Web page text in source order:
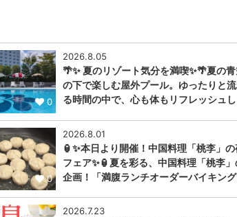
0
2026.8.05
🌴✨ 夏のリゾート気分を満喫✨🌴夏の
の下で楽しむ屋外プール。ゆったりと
る時間の中で、心も体もリフレッシュ
0
2026.8.01
🏮✨本日より開催！中国料理「桃李」
フェア✨🏮夏を彩る、中国料理「桃李
企画！「満腹ランチオーダーバイキン
2026.7.23